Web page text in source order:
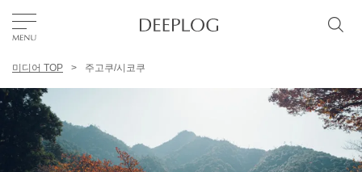
TOP
미디어 TOP 주고쿠/시코쿠